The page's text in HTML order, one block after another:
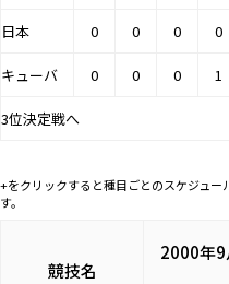
日本 0 0 0 0
キューバ 0 0 0 1
3位決定戦へ
+をクリックすると種目ごとのスケジュ
す。
競技名
2000年9